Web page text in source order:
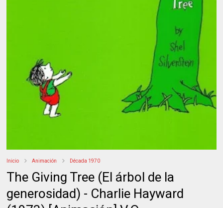
Inicio Animación Década 1970
The Giving Tree (El árbol de la
generosidad) - Charlie Hayward